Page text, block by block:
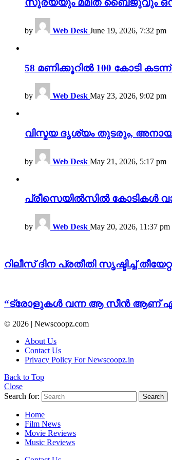
സൂര്യയും മമിത ബൈജുവും
by Web Desk June 19, 2026, 7:32 pm
58 മണിക്കൂറിൽ 100 കോടി
by Web Desk May 23, 2026, 9:02 pm
വിസ്മയ ദൃശ്യം തുടരും,
by Web Desk May 21, 2026, 5:17 pm
പ്രീസെയിൽസിൽ കോടികൾ
by Web Desk May 20, 2026, 11:37 pm
റിലീസ് ദിന പ്രതീതി സൃഷ്ടിച്ച്
“ട്രോളുകൾ വന്ന ആ സീൻ ആണ്
© 2026 | Newscoopz.com
About Us
Contact Us
Privacy Policy For Newscoopz.in
Back to Top
Close
Search for:
Search
Home
Film News
Movie Reviews
Music Reviews